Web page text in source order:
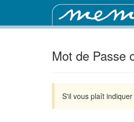
Mot de Passe
S'il vous plaît